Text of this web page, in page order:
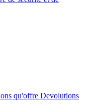
qu'offre Devolutions